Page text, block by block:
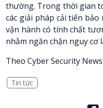
thường. Trong thời gian
các giải pháp cải tiến
vận hành có tính chất
nhằm ngăn chặn nguy cơ
Theo Cyber Security News
Tin tức